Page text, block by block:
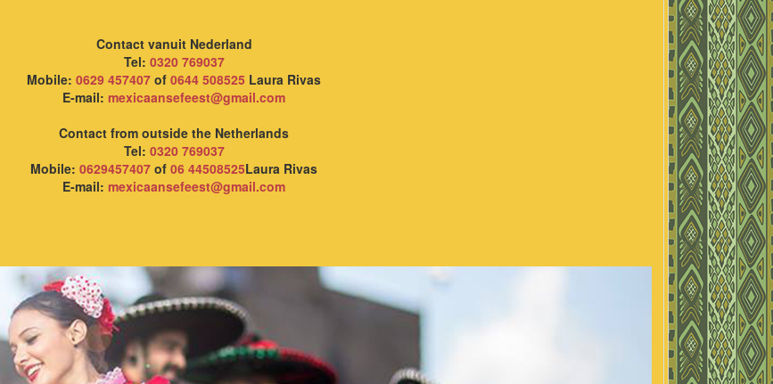
Contact vanuit Nederland
Tel: 0320 769037
Mobile: 0629 457407 of 0644 508525 Laura Rivas
E-mail: mexicaansefeest@gmail.com
Contact from outside the Netherlands
Tel: 0320 769037
Mobile: 0629457407 of 06 44508525Laura Rivas
E-mail: mexicaansefeest@gmail.com